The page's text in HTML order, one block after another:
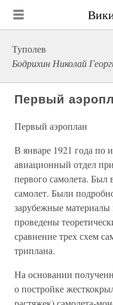
Туполев
Бодрихин Николай
Первый
Первый аэроплан
В январе 1921 года по
авиационный отдел
первого самолета.
самолет. Были
зарубежные материалы
проведены
сравнение трех схем
триплана.
На основании
о постройке